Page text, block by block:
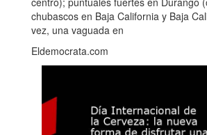
chubascos en Baja California y Baja
vez, una vaguada en
Eldemocrata.com